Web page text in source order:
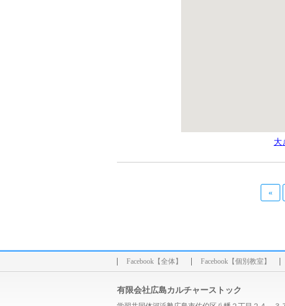
大
«
Facebook【全体】 Facebook【個別教室】
有限会社広島カルチャーストック